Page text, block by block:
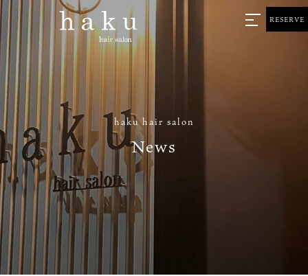
haku hair salon
News
RESERVE